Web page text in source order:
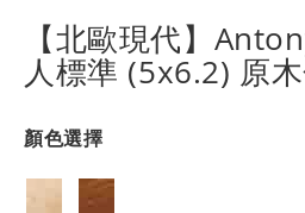
【北歐現代】
人標準 (5x6.2) 原
顏色選擇